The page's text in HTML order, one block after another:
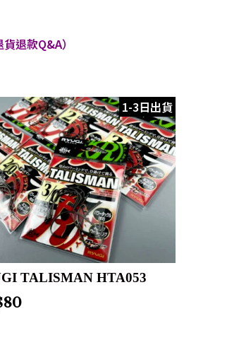
退款Q&A）
1-3日出貨
TALISMAN HTA053
80